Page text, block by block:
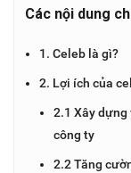
Các nội dung
1. Celeb là gì?
2. Lợi ích của
2.1 Xây
công ty
2.2 Tăng